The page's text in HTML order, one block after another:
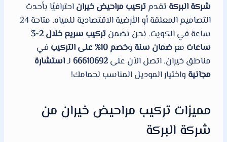
شركة البركة تقدمتركيب مراحيض خيراناحترافيًا بأحدث
التصاميم المعلقة أو الأرضية الاقتصادية للمياه، متاحة 24
ساعة في الكويت. نحن نضمن
تركيب سريع خلال 2-3
ساعات معضمان سنة وخصم 10% على التركيب
في
مناطق خيران. اتصل الآن على66610692 لـاستشارة
مجانية واختيار الموديل المناسب لحمامك!
مميزات تركيب مراحيض خيران من
شركة البركة